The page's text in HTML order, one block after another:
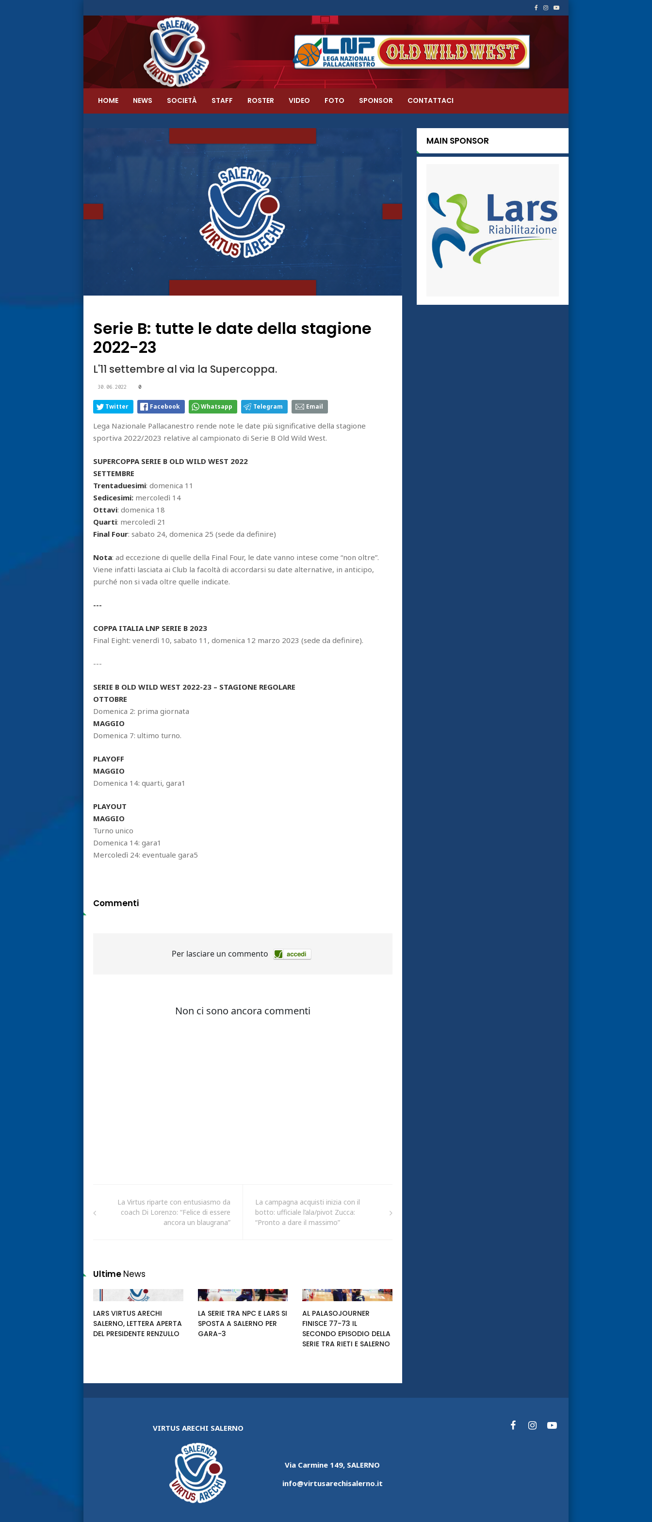
HOME NEWS SOCIETÀ STAFF ROSTER VIDEO FOTO SPONSOR CONTATTACI
Serie B: tutte le date della stagione
2022-23
L'11 settembre al via la Supercoppa.
30.06.2022 0
Twitter Facebook Whatsapp Telegram Email
Lega Nazionale Pallacanestro rende note le date più significative della stagione
sportiva 2022/2023 relative al campionato di Serie B Old Wild West.
SUPERCOPPA SERIE B OLD WILD WEST 2022
SETTEMBRE
Trentaduesimi: domenica 11
Sedicesimi: mercoledì 14
Ottavi: domenica 18
Quarti: mercoledì 21
Final Four: sabato 24, domenica 25 (sede da definire)
Nota: ad eccezione di quelle della Final Four, le date vanno intese come “non oltre”.
Viene infatti lasciata ai Club la facoltà di accordarsi su date alternative, in anticipo,
purché non si vada oltre quelle indicate.
---
COPPA ITALIA LNP SERIE B 2023
Final Eight: venerdì 10, sabato 11, domenica 12 marzo 2023 (sede da definire).
---
SERIE B OLD WILD WEST 2022-23 – STAGIONE REGOLARE
OTTOBRE
Domenica 2: prima giornata
MAGGIO
Domenica 7: ultimo turno.
PLAYOFF
MAGGIO
Domenica 14: quarti, gara1
PLAYOUT
MAGGIO
Turno unico
Domenica 14: gara1
Mercoledì 24: eventuale gara5
Commenti
La Virtus riparte con entusiasmo da
coach Di Lorenzo: “Felice di essere
ancora un blaugrana”
La campagna acquisti inizia con il
botto: ufficiale l’ala/pivot Zucca:
“Pronto a dare il massimo”
Ultime News
LARS VIRTUS ARECHI
SALERNO, LETTERA APERTA
DEL PRESIDENTE RENZULLO
LA SERIE TRA NPC E LARS SI
SPOSTA A SALERNO PER
GARA-3
AL PALASOJOURNER
FINISCE 77-73 IL
SECONDO EPISODIO DELLA
SERIE TRA RIETI E SALERNO
MAIN SPONSOR
VIRTUS ARECHI SALERNO
Via Carmine 149, SALERNO
info@virtusarechisalerno.it